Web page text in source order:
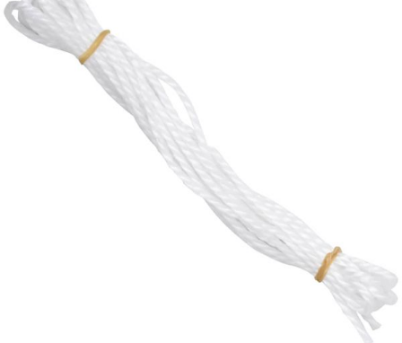
Предоставената таблица е с информационна цел.
Добавете продукта в количката си с бутона "Добави в
количката" и при поръчка ще можете да изберете броя
вноски на кредита.
Предоставената таблица е с информационна цел.
Добавете продукта в количката си с бутона "Добави в
количката" и при поръчка ще можете да изберете броя
Когато плащате с NewPay, всъщност NewPay плаща
поръчката Ви вместо Вас. Вие я получавате и
разполагате с три начина да я платите към тях:
Отложено до 30 дни от момента на изпращане на
поръчката без оскъпяване. За покупки на стойност до
Плащане на 4 вноски. Заплащате 20% от стойността на
поръчката си на момента с карта. Останалата сума се
разделя на 3 равни месечни вноски без оскъпяване. За